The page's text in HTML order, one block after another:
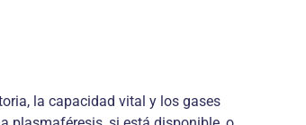
la capacidad vital y los gases